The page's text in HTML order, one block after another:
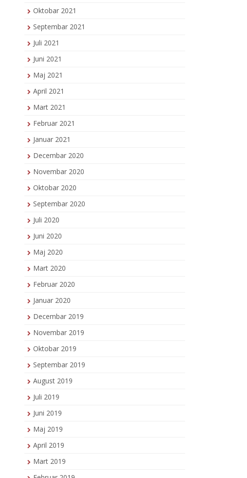
Oktobar 2021
Septembar 2021
Juli 2021
Juni 2021
Maj 2021
April 2021
Mart 2021
Februar 2021
Januar 2021
Decembar 2020
Novembar 2020
Oktobar 2020
Septembar 2020
Juli 2020
Juni 2020
Maj 2020
Mart 2020
Februar 2020
Januar 2020
Decembar 2019
Novembar 2019
Oktobar 2019
Septembar 2019
August 2019
Juli 2019
Juni 2019
Maj 2019
April 2019
Mart 2019